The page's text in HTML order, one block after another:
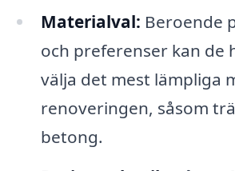
Materialval: Beroende
och preferenser kan de
välja det mest lämpliga
renoveringen, såsom
betong.